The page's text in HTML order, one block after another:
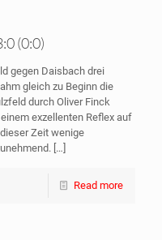
(0:0)
gegen Daisbach drei
gleich zu Beginn die
durch Oliver Finck
exzellenten Reflex auf
Zeit wenige
[…]
Read more